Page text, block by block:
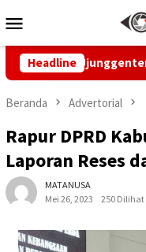
ke
Mobile
Headline
Ujunggenteng, 12
Beranda Advertorial
Rapur DPRD
Laporan Reses
MATANUSA
Mei 26, 2023
250 Dilihat